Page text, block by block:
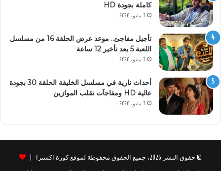
كاملة بجودة HD
3 مايو، 2026
تأجيل مفاجئ.. موعد عرض الحلقة 16 من مسلسل
اللعبة 5 بعد تأخير 12 ساعة
3 مايو، 2026
أحداث نارية في مسلسل الخليفة الحلقة 30 بجودة
عالية HD ومفاجآت تقلب الموازين
3 مايو، 2026
© حقوق النشر 2026، جميع الحقوق محفوظة لموقع كورة اكسترا |